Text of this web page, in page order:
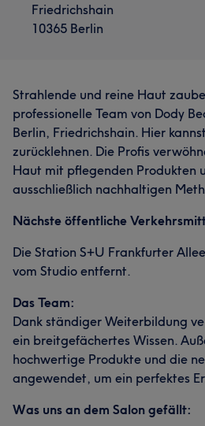
Friedrichshain
10365 Berlin
Strahlende und reine Haut
professionelle Team von Dody
Berlin, Friedrichshain. Hier
zurücklehnen. Die Profis
Haut mit pflegenden Produkten
ausschließlich nachhaltigen
Nächste öffentliche
Die Station S+U Frankfurter
vom Studio entfernt.
Das Team:
Dank ständiger Weiterbildung
ein breitgefächertes Wissen.
hochwertige Produkte und die
angewendet, um ein perfektes
Was uns an dem Salon gefällt: